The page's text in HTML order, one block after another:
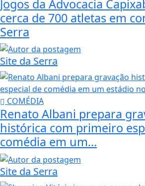
Jogos da Advocacia
cerca de 700 atletas em
Serra
Site da Serra
COMÉDIA
Renato Albani prepara
histórica com primeiro
comédia em um...
Site da Serra